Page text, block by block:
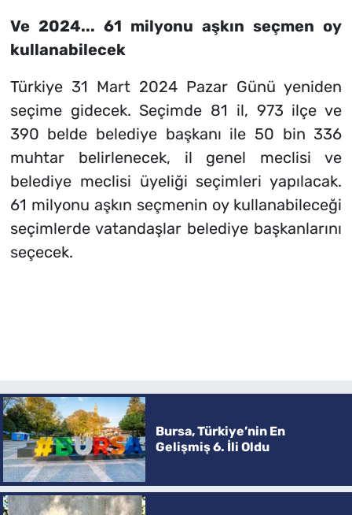
Ve 2024... 61 milyonu aşkın seçmen oy
kullanabilecek
Türkiye 31 Mart 2024 Pazar Günü yeniden
seçime gidecek. Seçimde 81 il, 973 ilçe ve
390 belde belediye başkanı ile 50 bin 336
muhtar belirlenecek, il genel meclisi ve
belediye meclisi üyeliği seçimleri yapılacak.
61 milyonu aşkın seçmenin oy kullanabileceği
seçimlerde vatandaşlar belediye başkanlarını
seçecek.
Bursa, Türkiye’nin En
Gelişmiş 6. İli Oldu